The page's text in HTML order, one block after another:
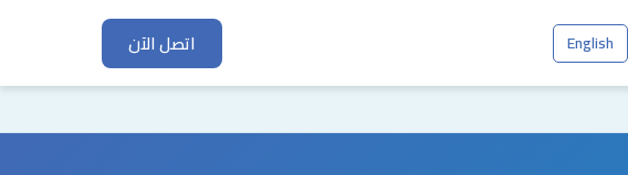
English اتصل الآن